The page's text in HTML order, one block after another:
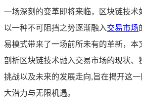
一场深刻的变革即将来临，区块链技术
以一种不可阻挡之势逐渐融入交易市场
易模式带来了一场前所未有的革新，本
剖析区块链技术融入交易市场的现状、
挑战以及未来的发展走向,旨在揭开这
大潜力与无限机遇。